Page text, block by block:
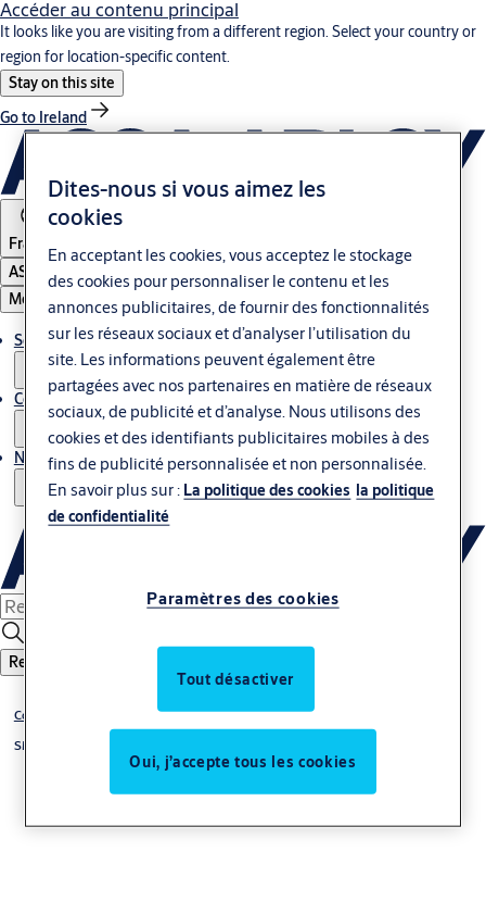
Accéder au contenu principal
It looks like you are visiting from a different region. Select your country or
region for location-specific content.
Stay on this site
Go to Ireland
France
ASSA ABLOY Group
Menu
Solutions
Contrôle d'accès & Glass
Nous contacter
Rechercher
Contrôle d'accès
SMARTair
Dites-nous si vous aimez les
cookies
En acceptant les cookies, vous acceptez le stockage
des cookies pour personnaliser le contenu et les
annonces publicitaires, de fournir des fonctionnalités
sur les réseaux sociaux et d’analyser l’utilisation du
site. Les informations peuvent également être
partagées avec nos partenaires en matière de réseaux
sociaux, de publicité et d’analyse. Nous utilisons des
cookies et des identifiants publicitaires mobiles à des
fins de publicité personnalisée et non personnalisée.
En savoir plus sur : La politique des cookies la politique
de confidentialité
Paramètres des cookies
Tout désactiver
Oui, j’accepte tous les cookies